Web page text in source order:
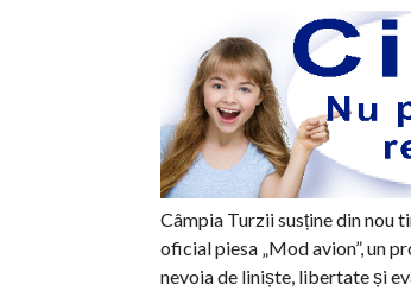
Câmpia Turzii susține din nou
oficial piesa „Mod avion”, un
nevoia de liniște, libertate și